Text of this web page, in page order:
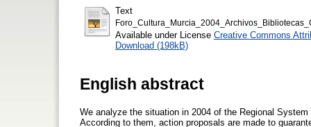
Text
Available under License Creative Commons
Download (198kB)
English abstract
We analyze the situation in 2004 of the Regional
According to them, action proposals are made to